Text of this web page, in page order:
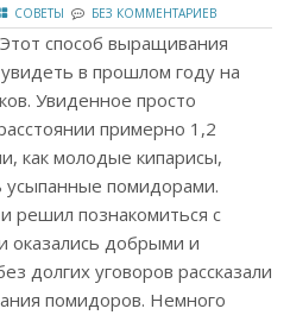
СОВЕТЫ БЕЗ КОММЕНТАРИЕВ
способ выращивания
в прошлом году на
Увиденное просто
примерно 1,2
как молодые кипарисы,
помидорами.
решил познакомиться с
оказались добрыми и
долгих уговоров рассказали
помидоров. Немного